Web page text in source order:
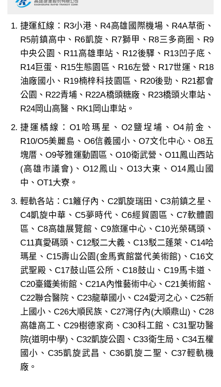
捷運紅線：R3小港、R4高雄國際機場、R4A草衙、
R5前鎮高中、R6凱旋、R7獅甲、R8三多商圈、R9
中央公園、R11高雄車站、R12後驛、R13凹子底、
R14巨蛋、R15生態園區、R16左營、R17世運、R18
油廠國小、R19楠梓科技園區、R20後勁、R21都會
公園、R22青埔、R22A橋頭糖廠、R23橋頭火車站、
R24岡山高醫、RK1岡山車站。
捷運橘線：O1哈瑪星、O2鹽埕埔、O4前金、
R10/O5美麗島、O6信義國小、O7文化中心、O8五
塊厝、O9苓雅運動園區、O10衛武營、O11鳳山西站
(高雄市議會)、O12鳳山、O13大東、O14鳳山國
中、OT1大寮。
輕軌各站：C1籬仔內、C2凱旋瑞田、C3前鎮之星、
C4凱旋中華、C5夢時代、C6經貿園區、C7軟體園
區、C8高雄展覽館、C9旅運中心、C10光榮碼頭、
C11真愛碼頭、C12駁二大義、C13駁二蓬萊、C14哈
瑪星、C15壽山公園(金馬賓館當代美術館)、C16文
武聖殿、C17鼓山區公所、C18鼓山、C19馬卡道、
C20臺鐵美術館、C21A內惟藝術中心、C21美術館、
C22聯合醫院、C23龍華國小、C24愛河之心、C25新
上國小、C26大順民族、C27灣仔內(大順鼎山)、C28
高雄高工、C29樹德家商、C30科工館、C31聖功醫
院(道明中學)、C32凱旋公園、C33衛生局、C34五權
國小、C35凱旋武昌、C36凱旋二聖、C37輕軌機
廠。